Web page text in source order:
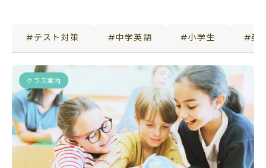
#テスト対策 #中学英語 #小学生 #英
クラス案内